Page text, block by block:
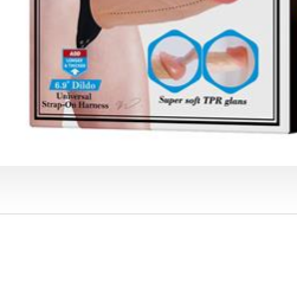
to enlarge